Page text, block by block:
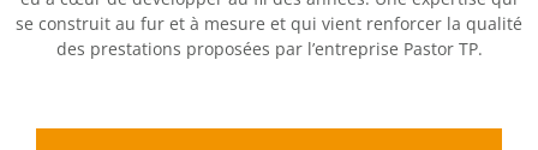
se construit au fur et à mesure et qui vient renforcer la qualité
des prestations proposées par l’entreprise Pastor TP.